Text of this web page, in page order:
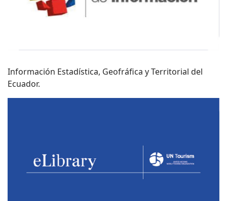
Información Estadística, Geofráfica y Territorial del
Ecuador.